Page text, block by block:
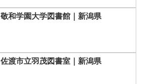
敬和学園大学図書館｜新潟県
佐渡市立羽茂図書室｜新潟県